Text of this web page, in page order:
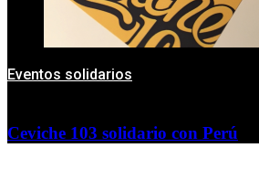
Eventos solidarios
Ceviche 103 solidario con Perú